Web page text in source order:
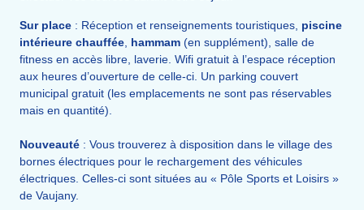
Sur place : Réception et renseignements touristiques, piscine
intérieure chauffée hammam (en supplément), salle de
fitness en accès libre, laverie. Wifi gratuit à l’espace réception
aux heures d’ouverture de celle-ci. Un parking couvert
municipal gratuit (les emplacements ne sont pas réservables
mais en quantité).
Nouveauté : Vous trouverez à disposition dans le village des
bornes électriques pour le rechargement des véhicules
électriques. Celles-ci sont situées au « Pôle Sports et Loisirs »
de Vaujany.